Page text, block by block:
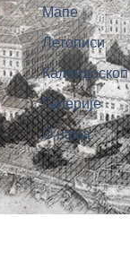
Мапе
Летописи
Калеидоскоп
Галерије
О нама